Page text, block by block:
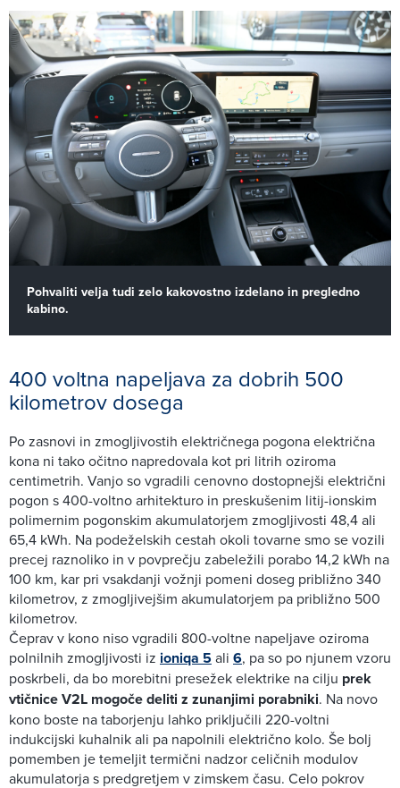
Pohvaliti velja tudi zelo kakovostno izdelano in pregledno
kabino.
400 voltna napeljava za dobrih 500
kilometrov dosega
Po zasnovi in zmogljivostih električnega pogona električna
kona ni tako očitno napredovala kot pri litrih oziroma
centimetrih. Vanjo so vgradili cenovno dostopnejši električni
pogon s 400-voltno arhitekturo in preskušenim litij-ionskim
polimernim pogonskim akumulatorjem zmogljivosti 48,4 ali
65,4 kWh. Na podeželskih cestah okoli tovarne smo se vozili
precej raznoliko in v povprečju zabeležili porabo 14,2 kWh na
100 km, kar pri vsakdanji vožnji pomeni doseg približno 340
kilometrov, z zmogljivejšim akumulatorjem pa približno 500
kilometrov.
Čeprav v kono niso vgradili 800-voltne napeljave oziroma
polnilnih zmogljivosti iz ioniqa 5ali 6, pa so po njunem vzoru
poskrbeli, da bo morebitni presežek elektrike na cilju prek
vtičnice V2L mogoče deliti z zunanjimi porabniki. Na novo
kono boste na taborjenju lahko priključili 220-voltni
indukcijski kuhalnik ali pa napolnili električno kolo. Še bolj
pomemben je temeljit termični nadzor celičnih modulov
akumulatorja s predgretjem v zimskem času. Celo pokrov